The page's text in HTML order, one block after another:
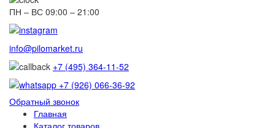
ПН – ВС 09:00 – 21:00
info@pilomarket.ru
+7 (495) 364-11-52
+7 (926) 066-36-92
Обратный звонок
Главная
Каталог товаров